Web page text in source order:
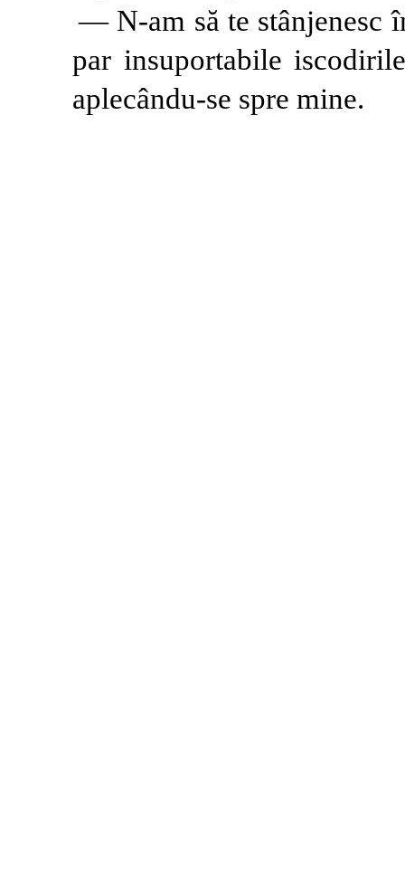
— N-am să te stânjenesc
par insuportabile
aplecându-se spre mine.